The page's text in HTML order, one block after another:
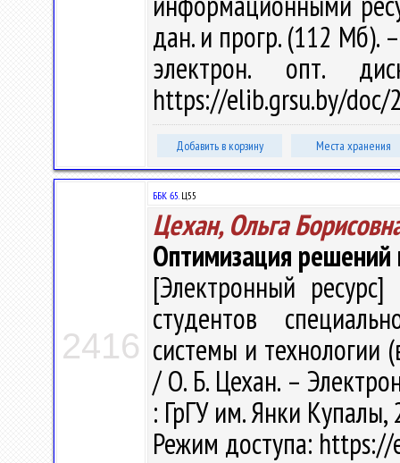
дан. и прогр. (112 Мб).
электрон. опт.
https://elib.grsu.by/doc/
Добавить в корзину Места хранения
2416
ББК 65.Ц55
Цехан, Ольга
Оптимизация решений
[Электронный
студентов
системы и технологии
/ О. Б. Цехан. –
: ГрГУ им. Янки Купалы,
Режим доступа: